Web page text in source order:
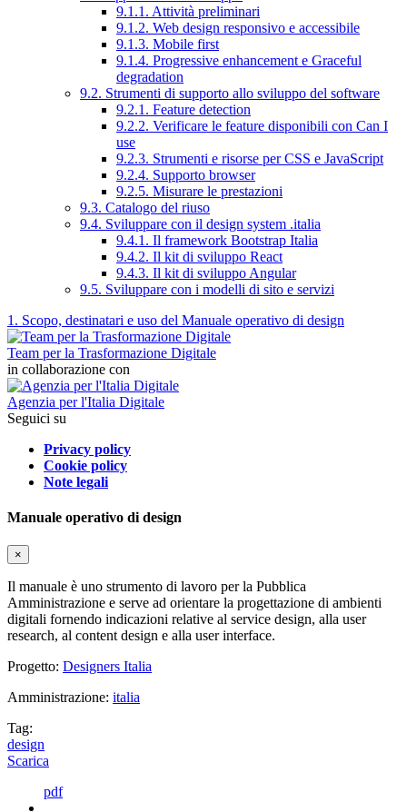
9.1.1. Attività preliminari
9.1.2. Web design responsivo e accessibile
9.1.3. Mobile first
9.1.4. Progressive enhancement e Graceful
degradation
9.2. Strumenti di supporto allo sviluppo del software
9.2.1. Feature detection
9.2.2. Verificare le feature disponibili con Can I
use
9.2.3. Strumenti e risorse per CSS e JavaScript
9.2.4. Supporto browser
9.2.5. Misurare le prestazioni
9.3. Catalogo del riuso
9.4. Sviluppare con il design system .italia
9.4.1. Il framework Bootstrap Italia
9.4.2. Il kit di sviluppo React
9.4.3. Il kit di sviluppo Angular
9.5. Sviluppare con i modelli di sito e servizi
1. Scopo, destinatari e uso del Manuale operativo di design
Team per la Trasformazione Digitale
in collaborazione con
Agenzia per l'Italia Digitale
Seguici su
Privacy policy
Cookie policy
Note legali
Manuale operativo di design
×
Il manuale è uno strumento di lavoro per la Pubblica
Amministrazione e serve ad orientare la progettazione di ambienti
digitali fornendo indicazioni relative al service design, alla user
research, al content design e alla user interface.
Progetto: Designers Italia
Amministrazione: italia
Tag:
design
Scarica
pdf